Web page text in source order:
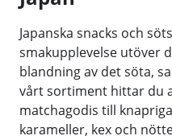
Japanska snacks och
smakupplevelse utöver
blandning av det söta,
vårt sortiment hittar du
matchagodis till
karameller, kex och